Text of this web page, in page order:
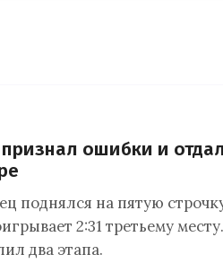
ошибки и
поднялся на пятую
2:31 третьему
два этапа.